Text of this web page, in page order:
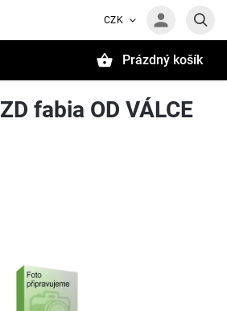
CZK
Prázdný košík
fabia OD VÁLCE